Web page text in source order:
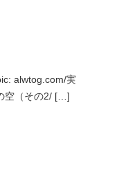
alwtog.com/実
空（その2/ […]